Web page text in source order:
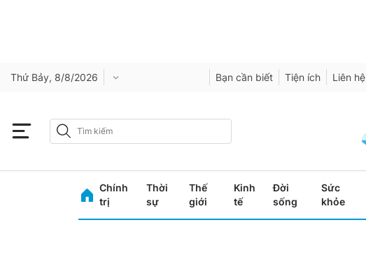
Thứ Bảy, 8/8/2026 Bạn cần biết Tiện ích Liên hệ
Chính
trị
Thời
sự
Thế
giới
Kinh
tế
Đời
sống
Sức
khỏe